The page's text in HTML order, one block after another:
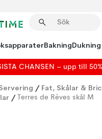
Bakning
CHANSEN – upp till
/ Fat, Skålar &
/ Terres de Rêves skål M